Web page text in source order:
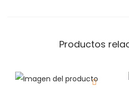
Productos